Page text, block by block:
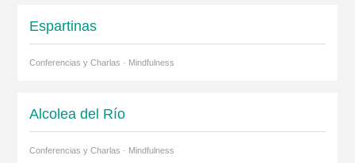
Espartinas
Conferencias y Charlas · Mindfulness
Alcolea del Río
Conferencias y Charlas · Mindfulness